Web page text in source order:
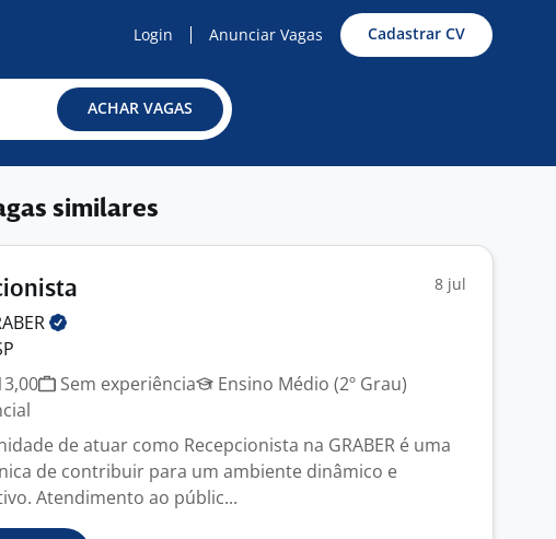
Login Anunciar Vagas Cadastrar CV
ACHAR VAGAS
similares
8 jul
Sem experiência
Ensino Médio (2º Grau)
de atuar como Recepcionista na GRABER é uma
de contribuir para um ambiente dinâmico e
Atendimento ao públic...